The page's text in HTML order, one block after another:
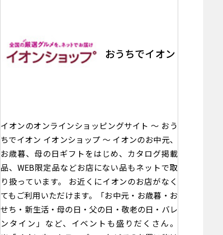
おうちでイオン
イオンのオンラインショッピングサイト ～ おう
ちでイオン イオンショップ ～ イオンのお中元、
お歳暮、母の日ギフトをはじめ、カタログ掲載
品、WEB限定品などお店にない品もネットで取
り扱っています。 お近くにイオンのお店がなく
てもご利用いただけます。「お中元・お歳暮・お
せち・新生活・母の日・父の日・敬老の日・バレ
ンタイン」など、イベントも盛りだくさん。